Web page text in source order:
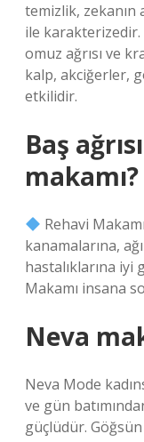
temizlik, zekanın
ile karakterizedir.
omuz ağrısı ve
kalp, akciğerler,
etkilidir.
Baş
makamı?
Rehavi
kanamalarına,
hastalıklarına iyi
Makamı insana
Neva
Neva Mode
ve gün
güçlüdür.